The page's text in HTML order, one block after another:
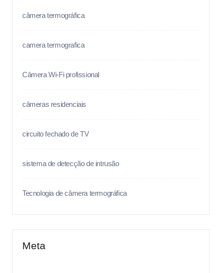
câmera termográfica
camera termografica
Câmera Wi-Fi profissional
câmeras residenciais
circuito fechado de TV
sistema de detecção de intrusão
Tecnologia de câmera termográfica
Meta